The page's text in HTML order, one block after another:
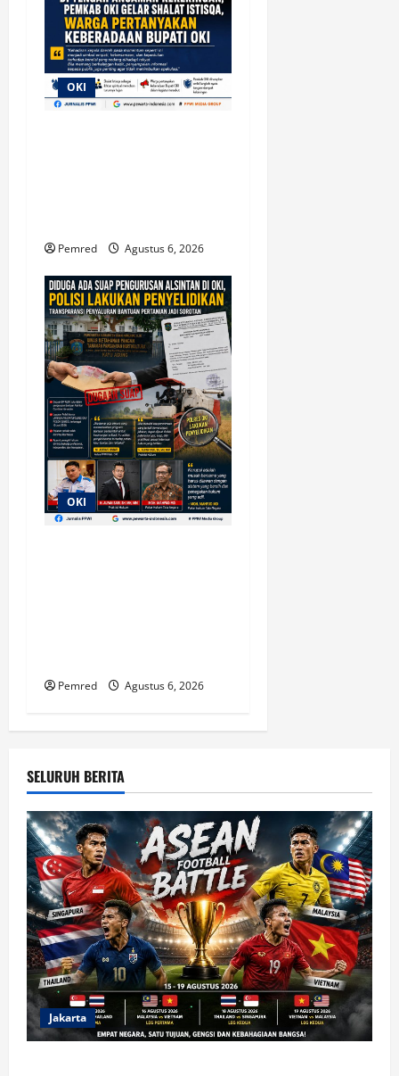
OKI
Pemred Agustus 6, 2026
OKI
Pemred Agustus 6, 2026
SELURUH BERITA
Jakarta